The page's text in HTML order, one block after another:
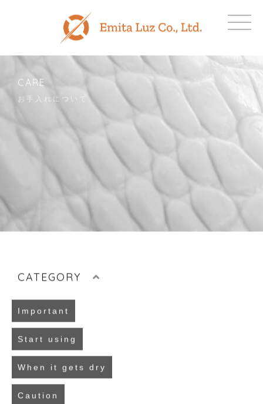
CARE
お手入れについて
CATEGORY
Important
Start using
When it gets dry
Caution